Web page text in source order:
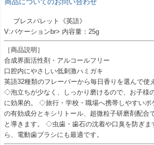
商品についてのお問い合わせ
ブレスパレット《英語》
V:バケーションbr> 内容量：25g
［商品説明］
合成界面活性剤・アルコールフリー
口腔内にやさしい低刺激ハミガキ
英語32種類のフレーバーから毎日香りを選んで使
◇泡立ちが少なく、しっかり磨けるので、お子様
に効果的。 ◇旅行・学校・職場へ携帯しやすい
の有効成分とキシリトール、超微粒子研磨剤配合
と導きます。 ◇虫歯・歯石の沈着や口臭を防ぎ
ら、電動歯ブラシにも最適です。